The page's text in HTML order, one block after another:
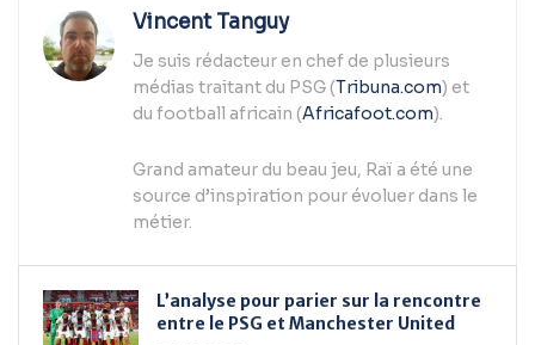
Vincent Tanguy
Je suis rédacteur en chef de plusieurs
médias traitant du PSG (Tribuna.com) et
du football africain (Africafoot.com).
Grand amateur du beau jeu, Raï a été une
source d’inspiration pour évoluer dans le
métier.
L’analyse pour parier sur la rencontre
entre le PSG et Manchester United